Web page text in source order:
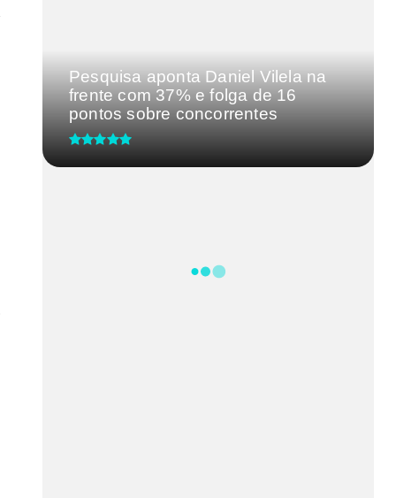
Pesquisa aponta Daniel Vilela na
frente com 37% e folga de 16
pontos sobre concorrentes